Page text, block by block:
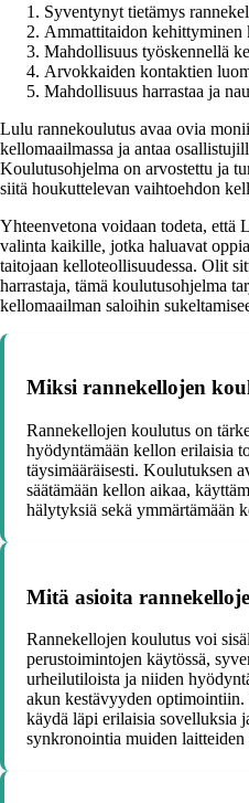
Syventynyt tietämys
Ammattitaidon kehittyminen
Mahdollisuus työskennellä
Arvokkaiden kontaktien
Mahdollisuus harrastaa ja
Lulu rannekoulutus avaa ovia
kellomaailmassa ja antaa
Koulutusohjelma on arvostettu ja
siitä houkuttelevan vaihtoehdon
Yhteenvetona voidaan todeta, että
valinta kaikille, jotka haluavat
taitojaan kelloteollisuudessa. Olit
harrastaja, tämä koulutusohjelma
kellomaailman saloihin
Miksi rannekellojen
Rannekellojen koulutus on
hyödyntämään kellon erilaisia
täysimääräisesti. Koulutuksen
säätämään kellon aikaa,
hälytyksiä sekä ymmärtämään
Mitä asioita
Rannekellojen koulutus voi
perustoimintojen käytössä,
urheilutiloista ja niiden
akun kestävyyden
käydä läpi erilaisia sovelluksia
synkronointia muiden laitteiden